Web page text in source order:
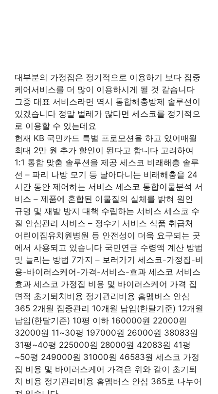
대부분의 가정집은 정기적으로 이용하기 보다 집중
케어서비스를 더 많이 이용하시게 될 것 같습니다
그중 대표 서비스라면 역시 통합해충방제 솔루션이
있겠습니다 정말 벌레가 많다면 세스코를 정기적으
로 이용할 수 있는데요
현재 KB 국민카드 특별 프로모션을 하고 있어매월
최대 2만 원 추가 할인이 된다고 합니다 고려하여
1:1 통합 맞춤 솔루션을 제공 세스코 비래해충 솔루
션 – 파리 나방 모기 등 날아다니는 비래해충을 24
시간 동안 제어하는 서비스 세스코 통합이물분석 서
비스 – 제품에 혼합된 이물질의 실체를 밝혀 원인
규명 및 재발 방지 대책 수립하는 서비스 세스코 수
질 안심관리 서비스 – 정수기 서비스 식품 취급처
어린이집유치원병원 등 안전성이 더욱 요구되는 곳
에서 사용되고 있습니다 국민연금 수령액 계산 방법
및 늘리는 방법 7가지 – 보러가기 세스코-가정집-비
용-바이러스케어-가격-서비스-효과 세스코 서비스
효과 세스코 가정집 비용 및 바이러스케어 가격 집
면적 초기퇴치비용 정기관리비용 홈멤버스 안심
365 2개월 집중관리 10개월 납입(한달기준) 12개월
납입(한달기준) 10평 이하 160000원 22000원
32000원 11~30평 197000원 26000원 38083원
31평~40평 225000원 28000원 42083원 41평
~50평 249000원 31000원 46583원 세스코 가정
집 비용 및 바이러스케어 가격은 위와 같이 초기퇴
치 비용 정기관리비용 홈멤버스 안심 365로 나누어